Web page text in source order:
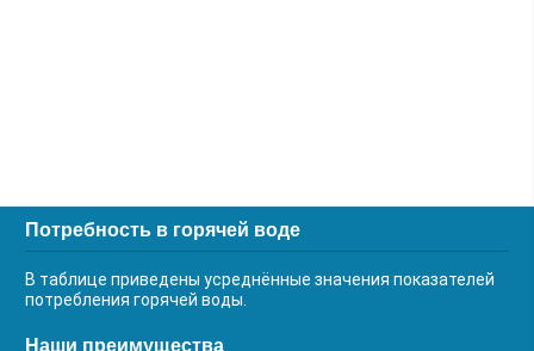
Потребность в горячей воде
В таблице приведены усреднённые значения показателей
потребления горячей воды.
Наши преимущества